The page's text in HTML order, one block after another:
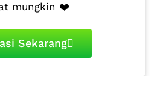
mungkin ❤️
Sekarang